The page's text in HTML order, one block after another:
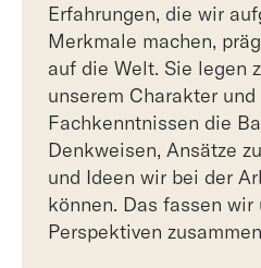
Erfahrungen, die wir
Merkmale machen,
auf die Welt. Sie legen
unserem Charakter und
Fachkenntnissen die
Denkweisen, Ansätze
und Ideen wir bei der
können. Das fassen
Perspektiven